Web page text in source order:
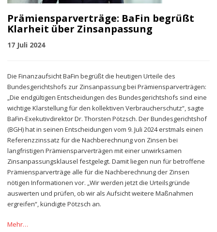
Prämiensparverträge: BaFin begrüßt
Klarheit über Zinsanpassung
17 Juli 2024
Die Finanzaufsicht BaFin begrüßt die heutigen Urteile des
Bundesgerichtshofs zur Zinsanpassung bei Prämiensparverträgen:
„Die endgültigen Entscheidungen des Bundesgerichtshofs sind eine
wichtige Klarstellung für den kollektiven Verbraucherschutz“, sagte
BaFin-Exekutivdirektor Dr. Thorsten Pötzsch. Der Bundesgerichtshof
(BGH) hat in seinen Entscheidungen vom 9. Juli 2024 erstmals einen
Referenzzinssatz für die Nachberechnung von Zinsen bei
langfristigen Prämiensparverträgen mit einer unwirksamen
Zinsanpassungsklausel festgelegt. Damit liegen nun für betroffene
Prämiensparverträge alle für die Nachberechnung der Zinsen
nötigen Informationen vor. „Wir werden jetzt die Urteilsgründe
auswerten und prüfen, ob wir als Aufsicht weitere Maßnahmen
ergreifen“, kündigte Pötzsch an.
Mehr…